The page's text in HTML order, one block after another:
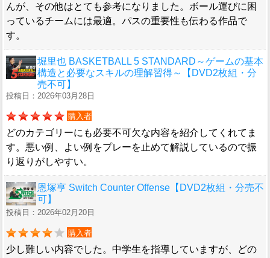
んが、その他はとても参考になりました。ボール運びに困
っているチームには最適。パスの重要性も伝わる作品で
す。
堀里也 BASKETBALL 5 STANDARD～ゲームの基本
構造と必要なスキルの理解習得～【DVD2枚組・分
売不可】
投稿日：2026年03月28日
購入者
どのカテゴリーにも必要不可欠な内容を紹介してくれてま
す。悪い例、よい例をプレーを止めて解説しているので振
り返りがしやすい。
恩塚亨 Switch Counter Offense【DVD2枚組・分売不
可】
投稿日：2026年02月20日
購入者
少し難しい内容でした。中学生を指導していますが、どの